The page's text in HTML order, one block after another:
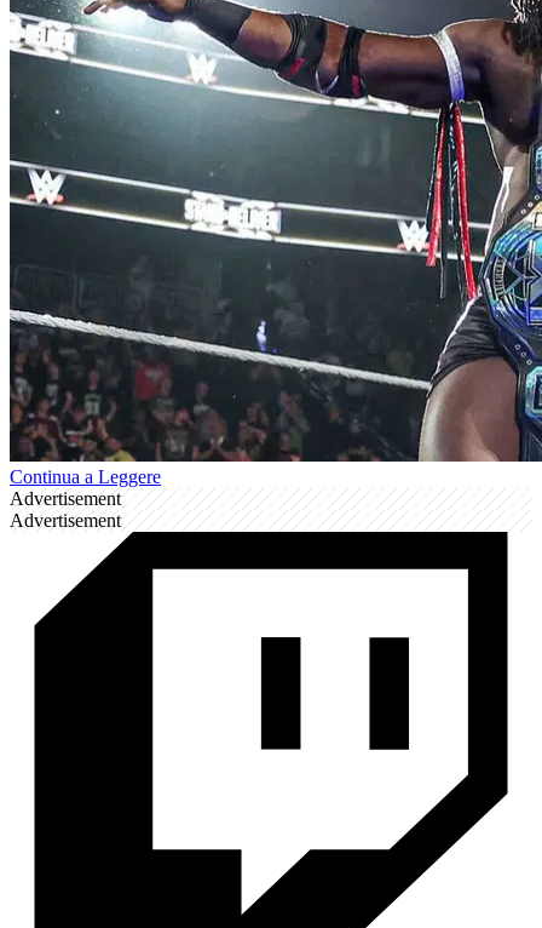
Continua a Leggere
Advertisement
Advertisement